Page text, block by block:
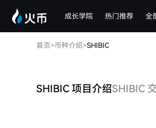
成长学院 热门推荐 全
首页>币种介绍>SHIBIC
SHIBIC 项目介绍SHIBIC